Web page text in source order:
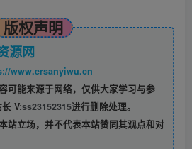
版权声明
源网
www.ersanyiwu.cn
可能来源于网络，仅供大家学习与参
V:ss23152315进行删除处理。
站立场，并不代表本站赞同其观点和对